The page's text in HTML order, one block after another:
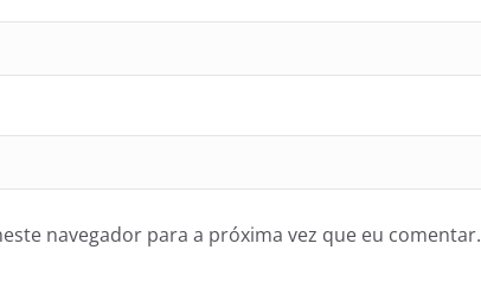
navegador para a próxima vez que eu comentar.